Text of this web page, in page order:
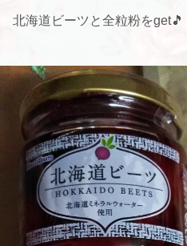
北海道ビーツと全粒粉をget🎵